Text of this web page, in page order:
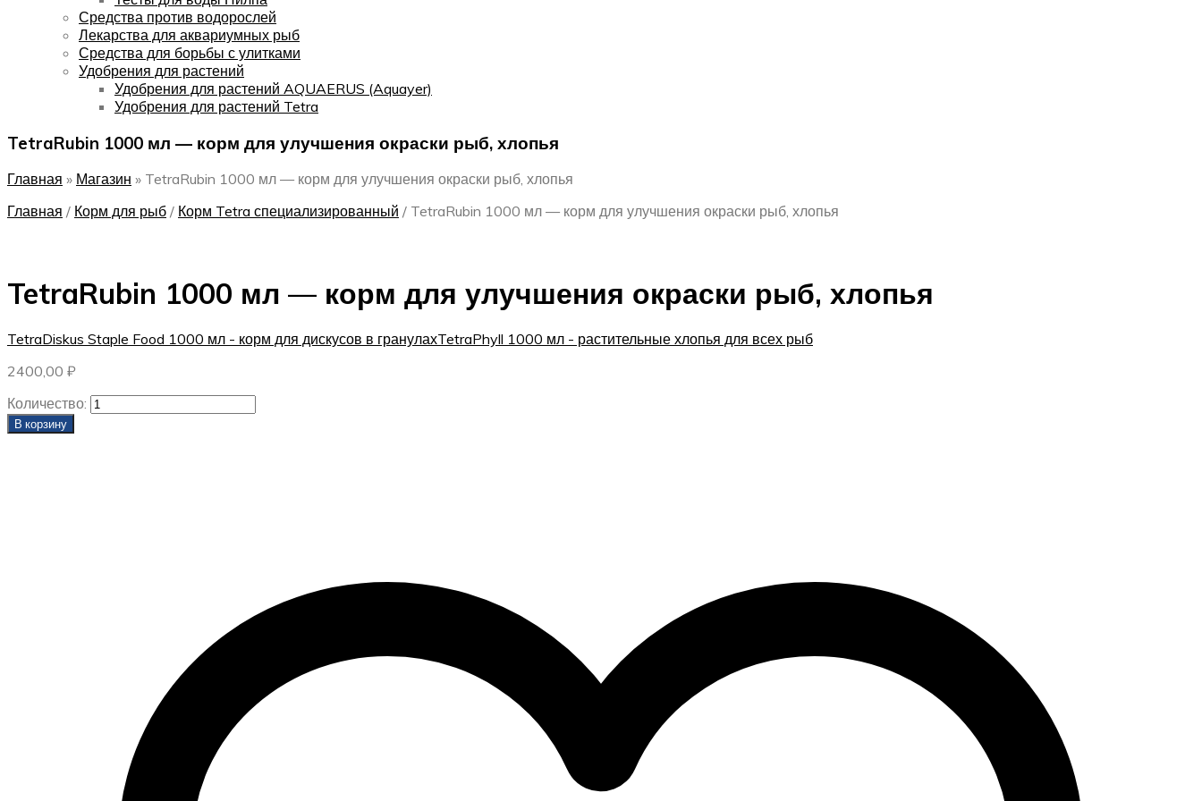
Средства против водорослей
Лекарства для аквариумных рыб
Средства для борьбы с улитками
Удобрения для растений
Удобрения для растений AQUAERUS (Aquayer)
Удобрения для растений Tetra
TetraRubin 1000 мл — корм для улучшения окраски рыб, хлопья
Главная » Магазин » TetraRubin 1000 мл — корм для улучшения окраски рыб, хлопья
Главная / Корм для рыб / Корм Tetra специализированный / TetraRubin 1000 мл — корм для улучшения окраски рыб, хлопья
TetraRubin 1000 мл — корм для улучшения окраски рыб, хлопья
TetraDiskus Staple Food 1000 мл - корм для дискусов в гранулахTetraPhyll 1000 мл - растительные хлопья для всех рыб
2400,00 ₽
Количество:
В корзину